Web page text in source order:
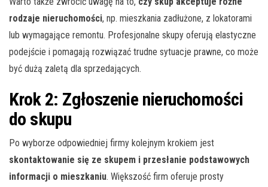
rodzaje nieruchomości, np. mieszkania zadłużone, z lokatorami
lub wymagające remontu. Profesjonalne skupy oferują elastyczne
podejście i pomagają rozwiązać trudne sytuacje prawne, co może
być dużą zaletą dla sprzedających.
Krok 2: Zgłoszenie nieruchomości
do skupu
Po wyborze odpowiedniej firmy kolejnym krokiem jest
skontaktowanie się ze skupem i przesłanie podstawowych
informacji o mieszkaniu. Większość firm oferuje prosty